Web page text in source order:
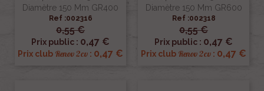
Diamètre 150 Mm GR400
Ref :002316
0,55 €
Prix public : 0,47 €
Prix club Renov 2cv : 0,47 €
Diamètre 150 Mm GR600
Ref :002318
0,55 €
Prix public : 0,47 €
Prix club Renov 2cv : 0,47 €